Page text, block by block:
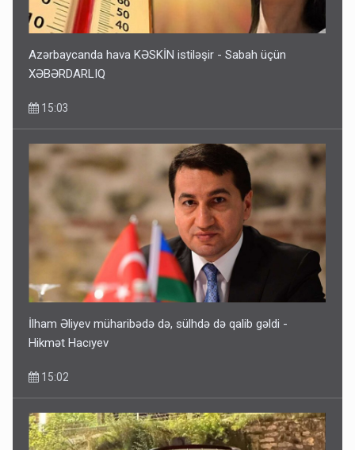
Azərbaycanda hava KƏSKİN istiləşir - Sabah üçün
XƏBƏRDARLIQ
15:03
İlham Əliyev müharibədə də, sülhdə də qalib gəldi -
Hikmət Hacıyev
15:02